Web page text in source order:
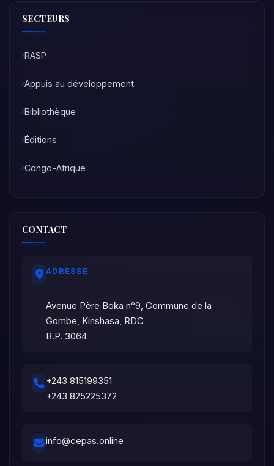
SECTEURS
RASP
Appuis au développement
Bibliothèque
Éditions
Congo-Afrique
CONTACT
ADRESSE
Avenue Père Boka n°9, Commune de la
Gombe, Kinshasa, RDC
B.P. 3064
+243 815199351
+243 825225372
info@cepas.online